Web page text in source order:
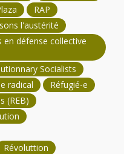
RAP
l'austérité
en défense collective
Socialists
radical
Réfugié-e
(REB)
Révoluttion